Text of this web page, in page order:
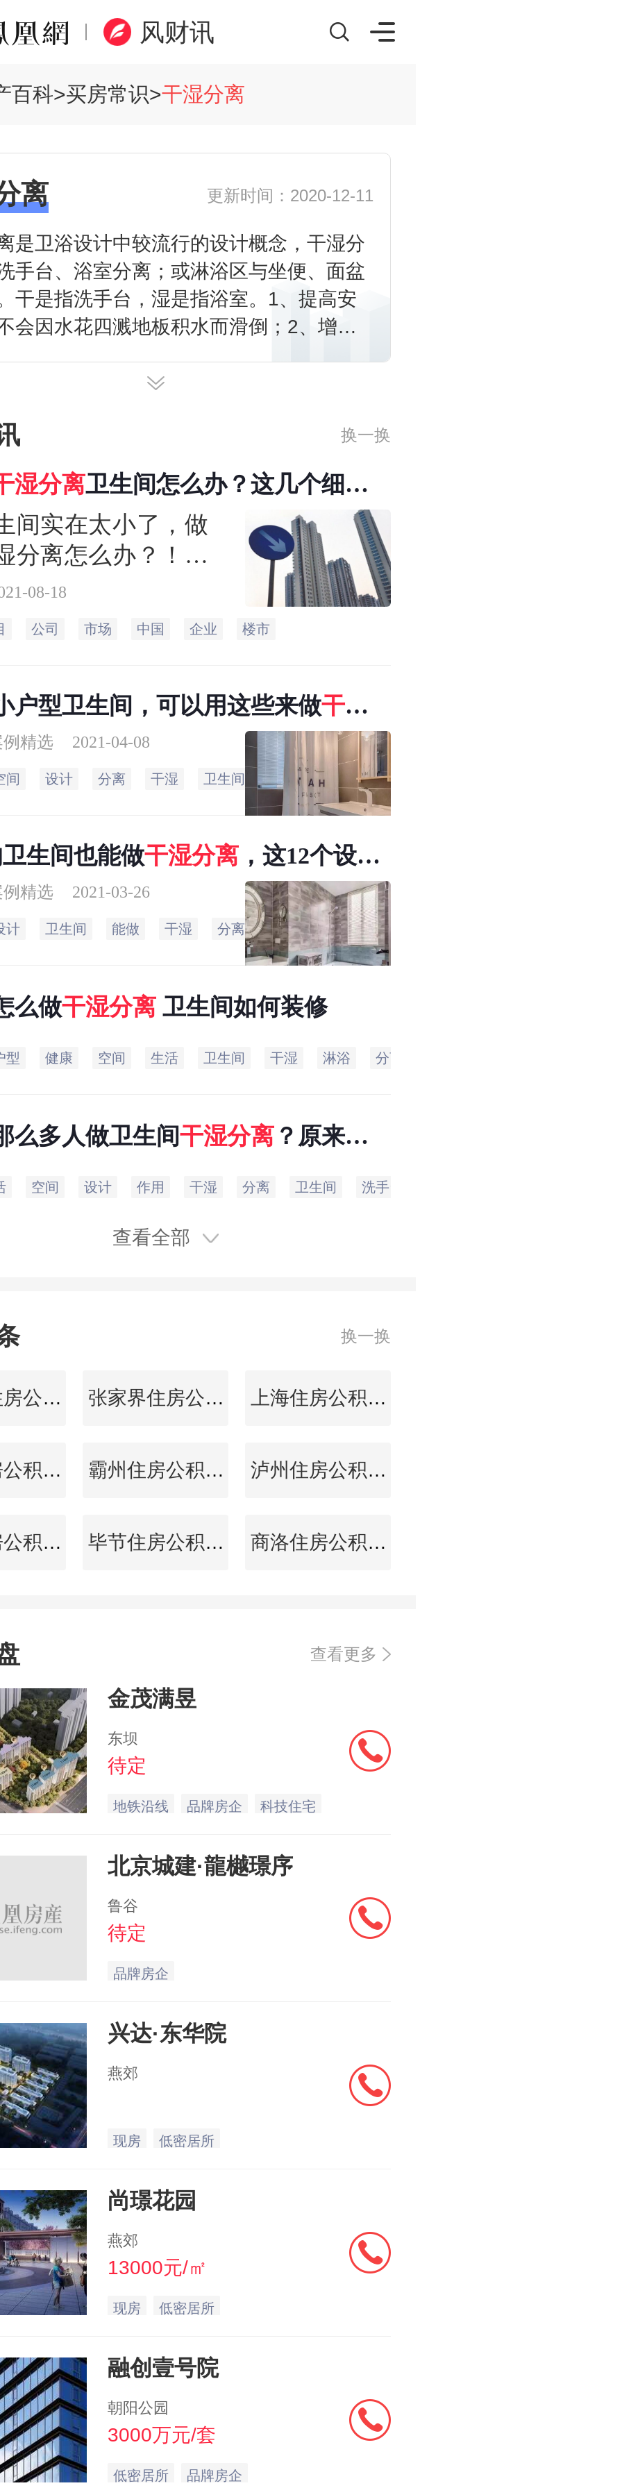
风财讯
百科>买房常识>干湿分离
离 更新时间：2020-12-11
是卫浴设计中较流行的设计概念，干湿分
手台、浴室分离；或淋浴区与坐便、面盆
干是指洗手台，湿是指浴室。1、提高安
会因水花四溅地板积水而滑倒；2、增加
换一换
湿分离卫生间怎么办？这几个细节
间实在太小了，做
分离怎么办？！那
之前分享的一篇关
间“花样”改成干湿分
08-18
公司 市场 中国 企业 楼市
户型卫生间，可以用这些来做干湿
单有效
精选 2021-04-08
间 设计 分离 干湿 卫生间 淋浴房 如果 洗手台
生间也能做干湿分离 ，这12个设
小户型的专属
精选 2021-03-26
计 卫生间 能做 干湿 分离 都是 专属 今天
么做干湿分离 卫生间如何装修
型 健康 空间 生活 卫生间 干湿 淋浴 分离
么多人做卫生间干湿分离 ？原来都
空间 设计 作用 干湿 分离 卫生间 洗手台
查看全部
换一换
五指山住房公积金查询 张家界住房公积金查询 上海住房公积金查询
广州住房公积金查询 霸州住房公积金查询 泸州住房公积金查询
池州住房公积金查询 毕节住房公积金查询 商洛住房公积金查询
查看更多
金茂满昱
东坝
待定
地铁沿线 品牌房企 科技住宅
北京城建·龍樾璟序
鲁谷
待定
品牌房企
兴达·东华院
燕郊
现房 低密居所
尚璟花园
燕郊
13000元/㎡
现房 低密居所
融创壹号院
朝阳公园
3000万元/套
低密居所 品牌房企